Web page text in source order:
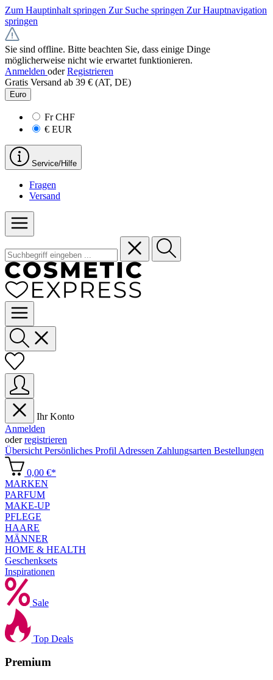
Zum Hauptinhalt springen Zur Suche springen Zur Hauptnavigation
springen
Sie sind offline. Bitte beachten Sie, dass einige Dinge
möglicherweise nicht wie erwartet funktionieren.
Anmelden oder Registrieren
Gratis Versand ab 39 € (AT, DE)
Euro
FrCHF
€ EUR
Service/Hilfe
Fragen
Versand
Ihr Konto
Anmelden
oderregistrieren
Übersicht Persönliches Profil Adressen Zahlungsarten Bestellungen
0,00 €*
MARKEN
PARFUM
MAKE-UP
PFLEGE
HAARE
MÄNNER
HOME & HEALTH
Geschenksets
Inspirationen
Sale
Top Deals
Premium